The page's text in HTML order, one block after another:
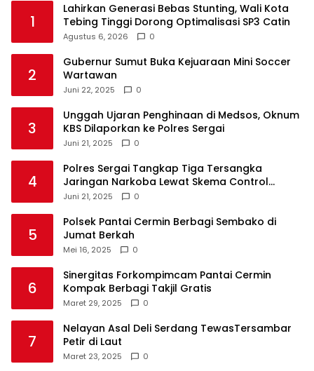
1
Lahirkan Generasi Bebas Stunting, Wali Kota
Tebing Tinggi Dorong Optimalisasi SP3 Catin
Agustus 6, 2026 0
2
Gubernur Sumut Buka Kejuaraan Mini Soccer
Wartawan
Juni 22, 2025 0
3
Unggah Ujaran Penghinaan di Medsos, Oknum
KBS Dilaporkan ke Polres Sergai
Juni 21, 2025 0
4
Polres Sergai Tangkap Tiga Tersangka
Jaringan Narkoba Lewat Skema Control
Delivery
Juni 21, 2025 0
5
Polsek Pantai Cermin Berbagi Sembako di
Jumat Berkah
Mei 16, 2025 0
6
Sinergitas Forkompimcam Pantai Cermin
Kompak Berbagi Takjil Gratis
Maret 29, 2025 0
7
Nelayan Asal Deli Serdang TewasTersambar
Petir di Laut
Maret 23, 2025 0